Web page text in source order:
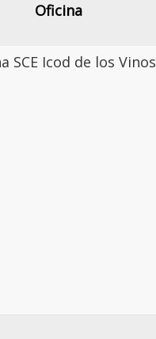
Oficina
SCE Icod de los Vinos